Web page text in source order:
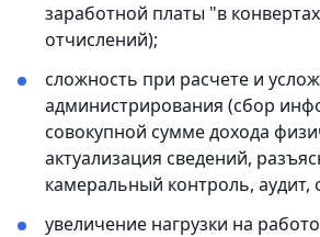
заработной платы "в
отчислений);
сложность при расчете и
администрирования (сбор
совокупной сумме дохода
актуализация сведений,
камеральный контроль, аудит,
увеличение нагрузки на